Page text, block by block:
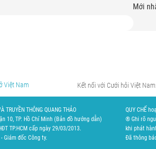
Mới
Việt Nam Kết nối với Cưới hỏi Việt Nam:
TRUYỀN THÔNG QUANG THẢO
10, TP. Hồ Chí Minh ( Bản đồ hướng dẫn)
TP.HCM cấp ngày 29/03/2013.
Giám đốc Công ty.
QUY CHẾ
® Ghi rõ
khi phát
Đã thông